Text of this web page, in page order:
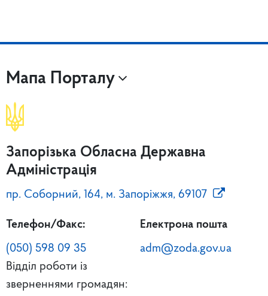
Мапа Порталу
Запорізька Обласна Державна
Адміністрація
пр. Соборний, 164, м. Запоріжжя, 69107
Телефон/Факс:
(050) 598 09 35
Відділ роботи із
зверненнями громадян:
Електрона пошта
adm@zoda.gov.ua